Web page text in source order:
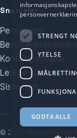
Snarveier
Personvern
Bestill leietakerbevis
Kontaktpersoner
Ledige lokaler
Siste nytt
© 2026 VestenFjeldske
STRENGT
YTELSE
GODTA ALLE